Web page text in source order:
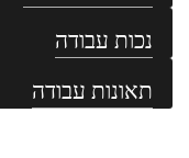
נכות עבודה
תאונות עבודה